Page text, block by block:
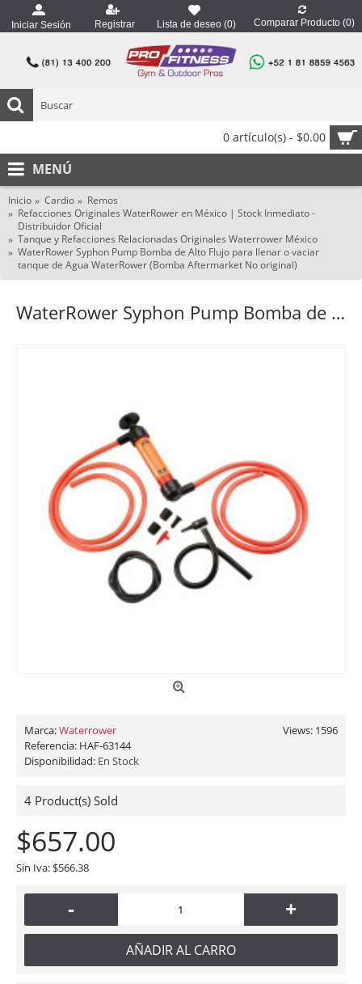
Iniciar Sesión Registrar Lista de deseo (0) Comparar Producto (0)
0 artículo(s) - $0.00
MENÚ
Inicio Cardio
Remos
Refacciones Originales WaterRower en México | Stock Inmediato -
Distribuidor Oficial
Tanque y Refacciones Relacionadas Originales Waterrower México
WaterRower Syphon Pump Bomba de Alto Flujo para llenar o vaciar
tanque de Agua WaterRower (Bomba Aftermarket No original)
WaterRower Syphon Pump Bomba de Alto Flujo para llenar o vaciar tanque de Agua WaterRower (Bomba Aftermarket No original)
Views: 1596
Marca:Waterrower
Referencia: HAF-63144
Disponibilidad: En Stock
4 Product(s) Sold
$657.00
Sin Iva: $566.38
- +
AÑADIR AL CARRO